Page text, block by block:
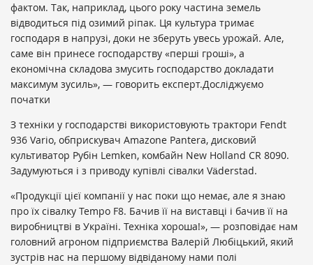
фактом. Так, наприклад, цього року частина земель
відводиться під озимий ріпак. Ця культура тримає
господаря в напрузі, доки не зберуть увесь урожай. Але,
саме він принесе господарству «перші гроші», а
економічна складова змусить господарство докладати
максимум зусиль», — говорить експерт.Досліджуємо
початки
З техніки у господарстві використовують трактори Fendt
936 Vario, обприскувач Amazone Pantera, дисковий
культиватор Рубін Lemken, комбайн New Holland CR 8090.
Задумуються і з приводу купівлі сівалки Väderstad.
«Продукції цієї компанії у нас поки що немає, але я знаю
про їх сівалку Tempo F8. Бачив її на виставці і бачив її на
виробництві в Україні. Техніка хороша!», — розповідає нам
головний агроном підприємства Валерій Любіцький, який
зустрів нас на першому відвіданому нами полі